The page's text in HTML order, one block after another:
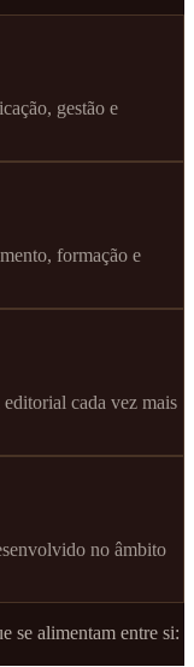
gestão e
formação e
cada vez mais
no âmbito
se alimentam entre si: